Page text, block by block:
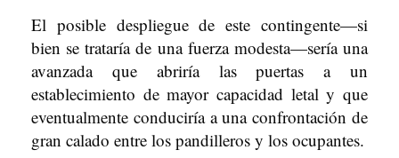
El posible despliegue de este contingente—si
bien se trataría de una fuerza modesta—sería una
avanzada que abriría las puertas a un
establecimiento de mayor capacidad letal y que
eventualmente conduciría a una confrontación de
gran calado entre los pandilleros y los ocupantes.